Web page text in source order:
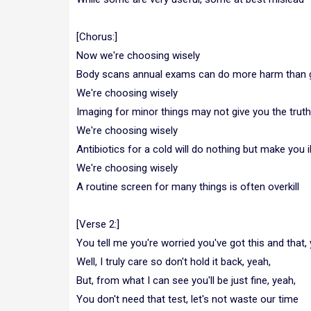
[Chorus:]
Now we're choosing wisely
Body scans annual exams can do more harm than
We're choosing wisely
Imaging for minor things may not give you the truth
We're choosing wisely
Antibiotics for a cold will do nothing but make you ill
We're choosing wisely
A routine screen for many things is often overkill
[Verse 2:]
You tell me you're worried you've got this and that,
Well, I truly care so don't hold it back, yeah,
But, from what I can see you'll be just fine, yeah,
You don't need that test, let's not waste our time